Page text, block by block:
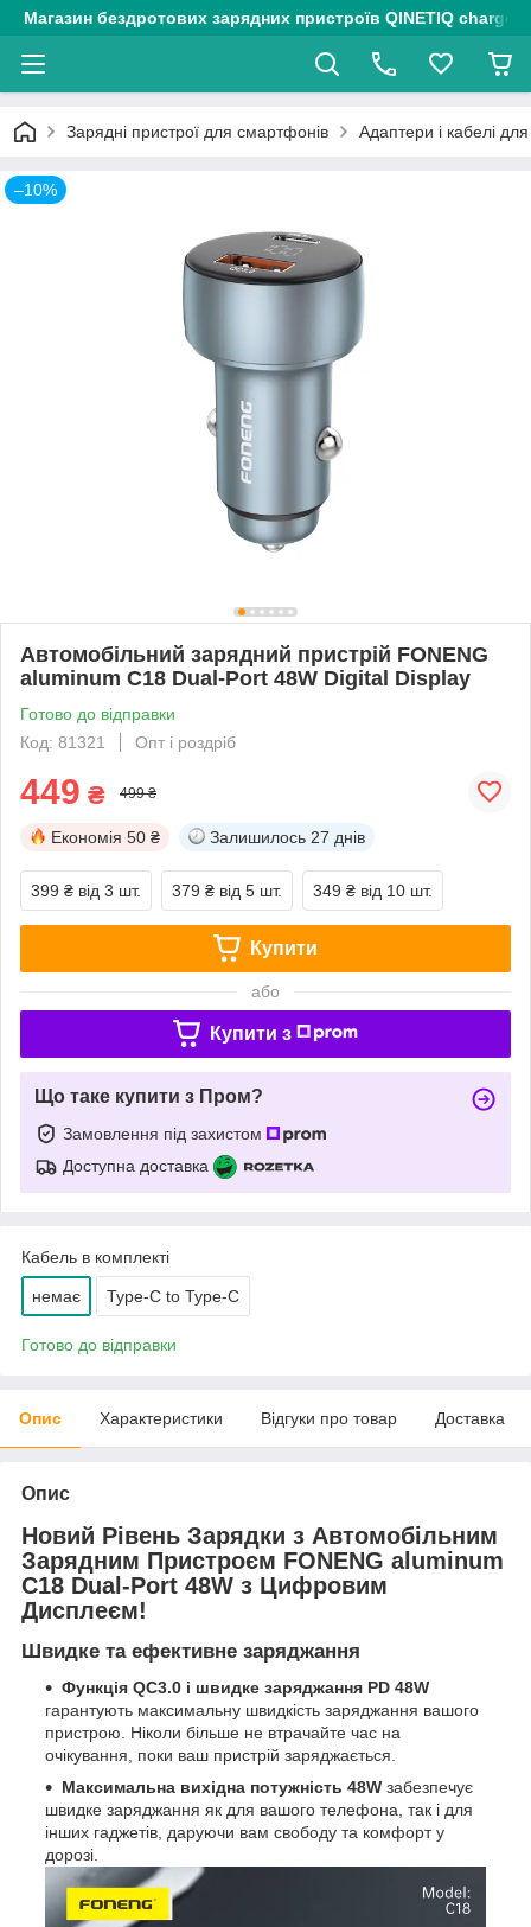
Магазин бездротових зарядних пристроїв QINETIQ chargers
Зарядні пристрої для смартфонів Адаптери і кабелі
–10%
Автомобільний зарядний пристрій FONENG
aluminum C18 Dual-Port 48W Digital Display
Готово до відправки
Код: 81321
Опт і роздріб
449 ₴ 499 ₴
Економія 50 ₴ Залишилось 27 днів
399 ₴ від 3 шт. 379 ₴ від 5 шт. 349 ₴ від 10 шт.
Купити
або
Купити з
Що таке купити з Пром?
Замовлення під захистом
Доступна доставка
Кабель в комплекті
немає Type-C to Type-C
Готово до відправки
Опис Характеристики Відгуки про товар Доставка
Опис
Новий Рівень Зарядки з Автомобільним
Зарядним Пристроєм FONENG aluminum
C18 Dual-Port 48W з Цифровим
Дисплеєм!
Швидке та ефективне заряджання
Функція QC3.0 і швидке заряджання PD 48W
гарантують максимальну швидкість заряджання вашого
пристрою. Ніколи більше не втрачайте час на
очікування, поки ваш пристрій заряджається.
Максимальна вихідна потужність 48W забезпечує
швидке заряджання як для вашого телефона, так і для
інших гаджетів, даруючи вам свободу та комфорт у
дорозі.